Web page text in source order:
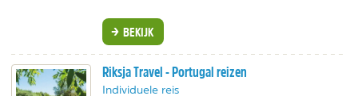
BEKIJK
Riksja Travel - Portugal reizen
Individuele reis